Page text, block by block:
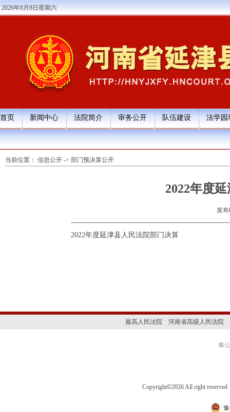
2026年8月8日星期六
首页 新闻中心 法院简介 审务公开 队伍建设 法学园
当前位置： 信息公开 -> 部门预决算公开
2022年度
发布
2022年度延津县人民法院部门决算
最高人民法院 河南省高级人民法院
豫
Copyright©2026 All right